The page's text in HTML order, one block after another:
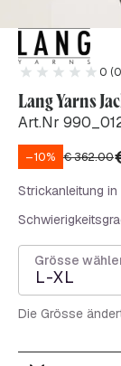
0
Lang Yarns
Art.Nr
–10% €362.00
Strickanleitung in
Grösse
L-XL
Die Grösse